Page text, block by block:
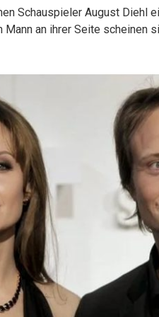
Schauspieler August Diehl
Mann an ihrer Seite scheinen